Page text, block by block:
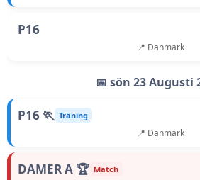
P16
📍 Danmark
📅 sön 23 Augusti
P16 🏃 Träning
📍 Danmark
DAMER A 🏆 Match